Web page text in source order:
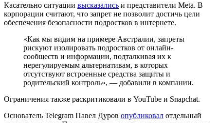
Касательно ситуации высказались и представители Meta. В
корпорации считают, что запрет не позволит достичь цели
обеспечения безопасности подростков в интернете.
«Как мы видим на примере Австралии, запреты
рискуют изолировать подростков от онлайн-
сообществ и информации, подталкивая их к
нерегулируемым альтернативам, в которых
отсутствуют встроенные средства защиты и
родительский контроль», — добавили в компании.
Ограничения также раскритиковали в YouTube и Snapchat.
Основатель Telegram Павел Дуров опубликовал отдельный